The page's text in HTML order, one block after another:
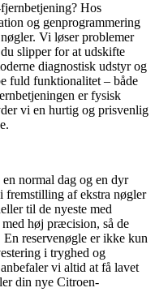
Hos
og genprogrammering
Vi løser problemer
slipper for at udskifte
diagnostisk udstyr og
fuld funktionalitet – både
er fysisk
vi en hurtig og prisvenlig
normal dag og en dyr
af ekstra nøgler
til de nyeste med
høj præcision, så de
reservenøgle er ikke kun
i tryghed og
vi altid at få lavet
din nye Citroen-